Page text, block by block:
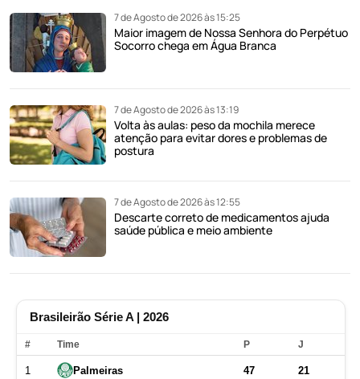
7 de Agosto de 2026 às 15:25
Maior imagem de Nossa Senhora do Perpétuo
Socorro chega em Água Branca
7 de Agosto de 2026 às 13:19
Volta às aulas: peso da mochila merece
atenção para evitar dores e problemas de
postura
7 de Agosto de 2026 às 12:55
Descarte correto de medicamentos ajuda
saúde pública e meio ambiente